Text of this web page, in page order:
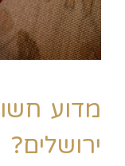
מדוע
ירושלים?